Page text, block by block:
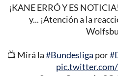
¡KANE ERRÓ Y ES
y... ¡Atención a la
📺 Mirá la#Bundesliga por